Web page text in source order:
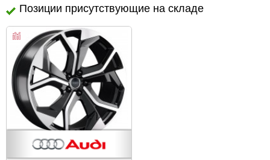
Позиции присутствующие на складе